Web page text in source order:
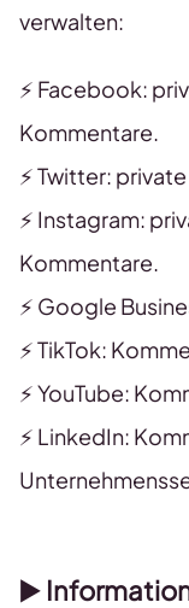
verwalten:
⚡️ Facebook:
Kommentare.
⚡️ Twitter:
⚡️ Instagram:
Kommentare.
⚡️ Google
⚡️ TikTok:
⚡️ YouTube:
⚡️ LinkedIn:
▶️